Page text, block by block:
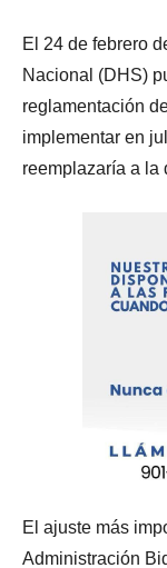
El 24 de febrero
Nacional (DHS)
reglamentación
implementar en
reemplazaría a la
El ajuste más
Administración